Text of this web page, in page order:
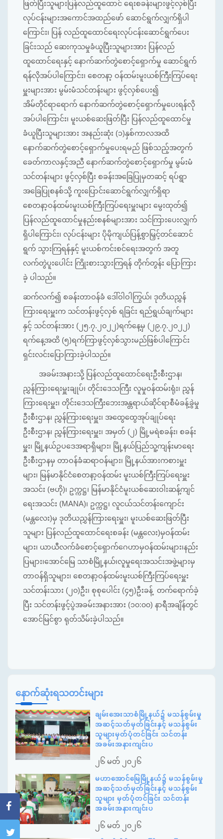
ဖြတ်ပြီးသူများပြန်လည်ထူထောင် ရေးစခန်းများဖွင့်လှစ်ပြီး
လုပ်ငန်းများအကောင်အထည်ဖော် ဆောင်ရွက်လျှက်ရှိပါ
ကြောင်း၊ ပြန် လည်ထူထောင်ရေးလုပ်ငန်းဆောင်ရွက်ပေး
ခြင်းသည် ဆေးကုသမှုခံယူပြီးသူများအား ပြန်လည်
ထူထောင်ရေးနှင့် နောက်ဆက်တွဲစောင့်ရှောက်မှု ဆောင်ရွက်
ရန်လိုအပ်ပါကြောင်း၊ စေတနာ့ ဝန်ထမ်းမူးယစ်ကြီးကြပ်ရေး
မှူးများအား မွမ်းမံသင်တန်းများ ဖွင့်လှစ်ပေး၍
အိမ်တိုင်ရာရောက် နောက်ဆက်တွဲစောင့်ရှောက်မှုပေးရန်လို
အပ်ပါကြောင်း၊ မူးယစ်ဆေးဖြတ်ပြီး ပြန်လည်ထူထောင်မှု
ခံယူပြီးသူများအား အနည်းဆုံး (၁)နှစ်ကာလအထိ
နောက်ဆက်တွဲစောင့်ရှောက်မှုပေးရမည် ဖြစ်သည့်အတွက်
ခေတ်ကာလနှင့်အညီ နောက်ဆက်တွဲစောင့်ရှောက်မှု မွမ်းမံ
သင်တန်းများ ဖွင့်လှစ်ပြီး စခန်းအခြေပြုမှတဆင့် ရပ်ရွာ
အခြေပြုစနစ်သို့ ကူးပြောင်းဆောင်ရွက်လျှက်ရှိရာ
စေတနာ့ဝန်ထမ်းမူးယစ်ကြီးကြပ်ရေးမှူးများ မွေးထုတ်၍
ပြန်လည်ထူထောင်မှုနည်းစနစ်များအား သင်ကြားပေးလျှက်
ရှိပါကြောင်း၊ လုပ်ငန်းများ ပိုမိုကျယ်ပြန့်စွာမြှင့်တင်ဆောင်
ရွက် သွားကြရန်နှင့် မူးယစ်ကင်းစင်ရေးအတွက် အတူ
လက်တွဲပူးပေါင်း ကြိုးစားသွားကြရန် တိုက်တွန်း ပြောကြား
ခဲ့ ပါသည်။
ဆက်လက်၍ စခန်းတာဝန်ခံ ဒေါ်ဝါဝါကြွယ်၊ ဒုတိယညွှန်
ကြားရေးမှူးက သင်တန်းဖွင့်လှစ် ရခြင်း ရည်ရွယ်ချက်များ
နှင့် သင်တန်းအား (၂၅.၇.၂၀၂၂)ရက်နေ့မှ (၂၉.၇.၂၀၂၂)
ရက်နေ့အထိ (၅)ရက်ကြာဖွင့်လှစ်သွားမည်ဖြစ်ပါကြောင်း
ရှင်းလင်းပြောကြားခဲ့ပါသည်။
အခမ်းအနားသို့ ပြန်လည်ထူထောင်ရေးဦးစီးဌာန၊
ညွှန်ကြားရေးမှူးချုပ်၊ တိုင်းဒေသကြီး လူမှုဝန်ထမ်းရုံး၊ ညွှန်
ကြားရေးမှူး၊ တိုင်းဒေသကြီးဘေးအန္တရာယ်ဆိုင်ရာစီမံခန့်ခွဲမှု
ဦးစီးဌာန၊ ညွှန်ကြားရေးမှူး၊ အထွေထွေအုပ်ချုပ်ရေး
ဦးစီးဌာန၊ ညွှန်ကြားရေးမှူး၊ အမှတ် (၂) မြို့မရဲစခန်း၊ စခန်း
မှူး၊ မြို့နယ်ဥပဒေအရာရှိများ၊ မြို့နယ်ပြည်သူ့ကျန်းမာရေး
ဦးစီးဌာနမှ တာဝန်ခံဆရာဝန်များ၊ မြို့နယ်အားကစားမှူး
များ၊ မြန်မာနိုင်ငံစေတနာ့ဝန်ထမ်း မူးယစ်ကြီးကြပ်ရေးမှူး
အသင်း (ဗဟို)၊ ဥက္ကဋ္ဌ၊ မြန်မာနိုင်ငံမူးယစ်ဆေးဝါးဆန့်ကျင်
ရေးအသင်း (MANA)၊ ဥက္ကဋ္ဌ၊ လူငယ်သင်တန်းကျောင်း
(မန္တလေး)မှ ဒုတိယညွှန်ကြားရေးမှူး၊ မူးယစ်ဆေးဖြတ်ပြီး
သူများ ပြန်လည်ထူထောင်ရေးစခန်း (မန္တလေး)မှဝန်ထမ်း
များ၊ ယာယီလက်ခံစောင့်ရှောက်ဂေဟာမှဝန်ထမ်းများ၊နည်း
ပြများ၊အောင်မြေ သာစံမြို့နယ်၊လူမှုရေးအသင်းအဖွဲ့များမှ
တာဝန်ရှိသူများ၊ စေတနာ့ဝန်ထမ်းမူးယစ်ကြီးကြပ်ရေးမှူး
သင်တန်းသား (၂၀)ဦး၊ စုစုပေါင်း (၄၅)ဦးခန့် တက်ရောက်ခဲ့
ပြီး သင်တန်းဖွင့်ပွဲအခမ်းအနားအား (၁၀:၀၀) နာရီအချိန်တွင်
အောင်မြင်စွာ ရုတ်သိမ်းခဲ့ပါသည်။
နောက်ဆုံးရသတင်းများ
ချမ်းအေးသာစံမြို့နယ်၌ မသန်စွမ်းမှု
အဆင့်သတ်မှတ်ခြင်းနှင့် မသန်စွမ်း
သူများမှတ်ပုံတင်ခြင်း သင်တန်း
အခမ်းအနားကျင်းပ
၂၆ မတ် ၂၀၂၆
မဟာအောင်မြေမြို့နယ်၌ မသန်စွမ်းမှု
အဆင့်သတ်မှတ်ခြင်းနှင့် မသန်စွမ်း
သူများ မှတ်ပုံတင်ခြင်း သင်တန်း
အခမ်းအနားကျင်းပ
၂၆ မတ် ၂၀၂၆